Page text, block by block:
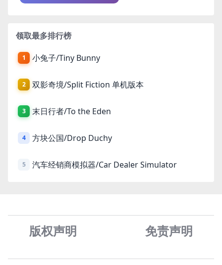
领取最多排行榜
1 小兔子/Tiny Bunny
2 双影奇境/Split Fiction 单机版本
3 末日行者/To the Eden
4 方块公国/Drop Duchy
5 汽车经销商模拟器/Car Dealer Simulator
版权声明 免责声明